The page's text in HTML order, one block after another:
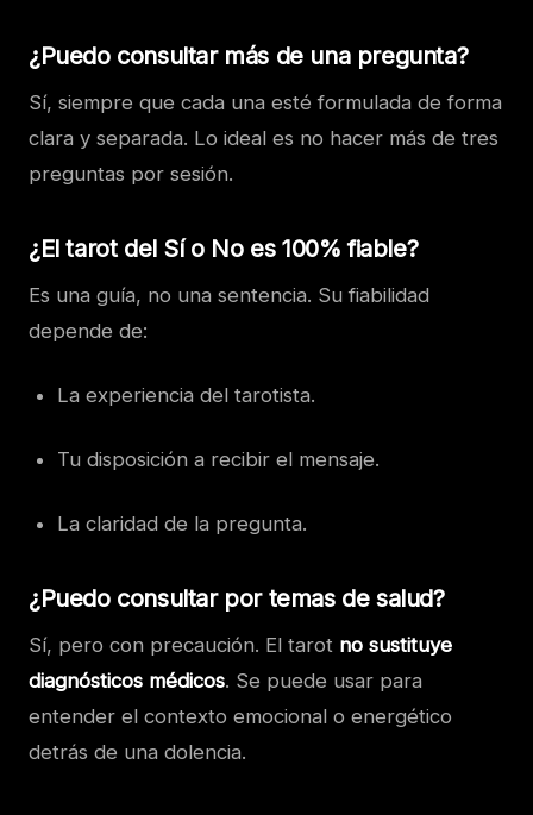
¿Puedo consultar más de una pregunta?
Sí, siempre que cada una esté formulada de forma
clara y separada. Lo ideal es no hacer más de tres
preguntas por sesión.
¿El tarot del Sí o No es 100% fiable?
Es una guía, no una sentencia. Su fiabilidad
depende de:
La experiencia del tarotista.
Tu disposición a recibir el mensaje.
La claridad de la pregunta.
¿Puedo consultar por temas de salud?
Sí, pero con precaución. El tarot no sustituye
diagnósticos médicos. Se puede usar para
entender el contexto emocional o energético
detrás de una dolencia.